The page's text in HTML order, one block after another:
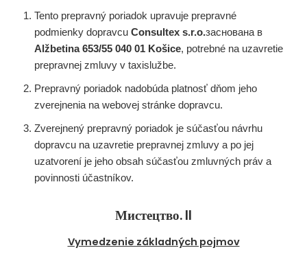
Tento prepravný poriadok upravuje prepravné
podmienky dopravcu Consultex s.r.o.заснована в
Alžbetina 653/55 040 01 Košice, potrebné na uzavretie
prepravnej zmluvy v taxislužbe.
Prepravný poriadok nadobúda platnosť dňom jeho
zverejnenia na webovej stránke dopravcu.
Zverejnený prepravný poriadok je súčasťou návrhu
dopravcu na uzavretie prepravnej zmluvy a po jej
uzatvorení je jeho obsah súčasťou zmluvných práv a
povinnosti účastníkov.
Мистецтво. II
Vymedzenie základných pojmov